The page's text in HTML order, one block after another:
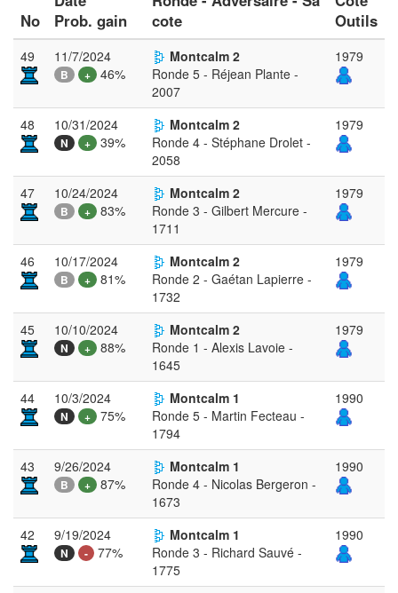
No
Prob. gain
cote
Outils
49 11/7/2024
B + 46%
Montcalm 2
Ronde 5 - Réjean Plante -
2007
1979
48 10/31/2024
N + 39%
Montcalm 2
Ronde 4 - Stéphane Drolet -
2058
1979
47 10/24/2024
B + 83%
Montcalm 2
Ronde 3 - Gilbert Mercure -
1711
1979
46 10/17/2024
B + 81%
Montcalm 2
Ronde 2 - Gaétan Lapierre -
1732
1979
45 10/10/2024
N + 88%
Montcalm 2
Ronde 1 - Alexis Lavoie -
1645
1979
44 10/3/2024
N + 75%
Montcalm 1
Ronde 5 - Martin Fecteau -
1794
1990
43 9/26/2024
B + 87%
Montcalm 1
Ronde 4 - Nicolas Bergeron -
1673
1990
42 9/19/2024
N - 77%
Montcalm 1
Ronde 3 - Richard Sauvé -
1775
1990